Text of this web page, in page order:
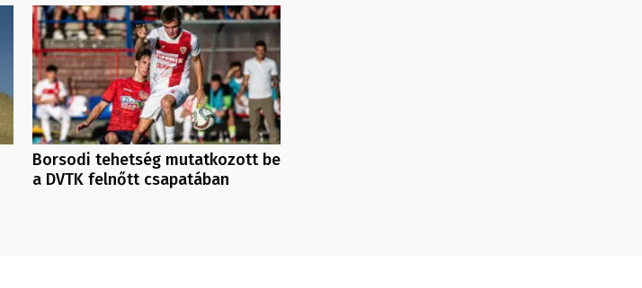
Borsodi tehetség mutatkozott be
a DVTK felnőtt csapatában